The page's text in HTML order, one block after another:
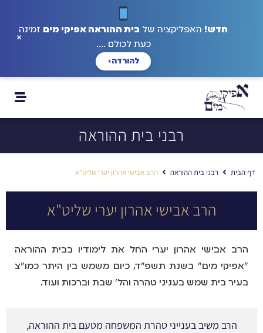
חדש! האפליקציה של בית ההוראה אפיקי מים זמינה
כעת לכולם ....
להורדה›
×
רבני בית ההוראה
דף הבית רבני בית ההוראה הרב אבישי אהרון יערי שליט"א
הרב אבישי אהרון יערי שליט"א
הרב אבישי אהרון יערי החל את לימודיו בבית ההוראה
"אפיקי מים" בשנת תשפ"ד, כיום משמש בין היתר כמו"צ
בעיר בית שמש בעניני טהרה והל' שבת וברכות ועוד.
הרב משיב בענייני טהרת המשפחה מטעם בית ההוראה,